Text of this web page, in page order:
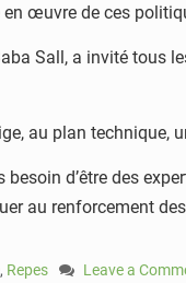
œuvre de ces
Sall, a invité tous
au plan
d’être des
au renforcement
, Repes
Leave a